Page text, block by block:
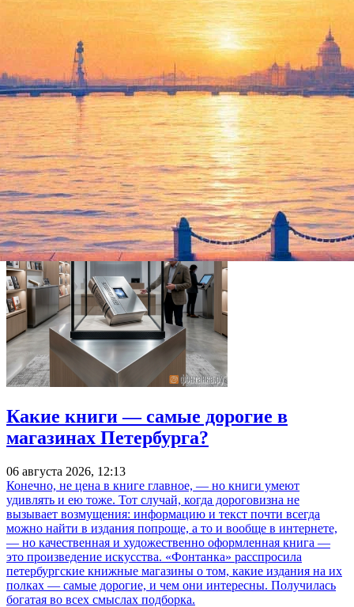
Российский президент станет одним из персонажей пятого
сезона сериала "Родина", об этом со ссылкой на продюсера
сериала Линку Глаттерсообщает сайт Indiewire.
Компанию Владимиру Путину в противостоянии
сотрудникам американских спецслужб составят
кибертеррористы и представители "Исламского государства".
Начало показа пятого сезона "Родины" назначено на
нынешнюю осень на канале Showtime.
Какие книги — самые дорогие в
магазинах Петербурга?
06 августа 2026, 12:13
Конечно, не цена в книге главное, — но книги умеют
удивлять и ею тоже. Тот случай, когда дороговизна не
вызывает возмущения: информацию и текст почти всегда
можно найти в издания попроще, а то и вообще в интернете,
— но качественная и художественно оформленная книга —
это произведение искусства. «Фонтанка» расспросила
петербургские книжные магазины о том, какие издания на их
полках — самые дорогие, и чем они интересны. Получилась
богатая во всех смыслах подборка.